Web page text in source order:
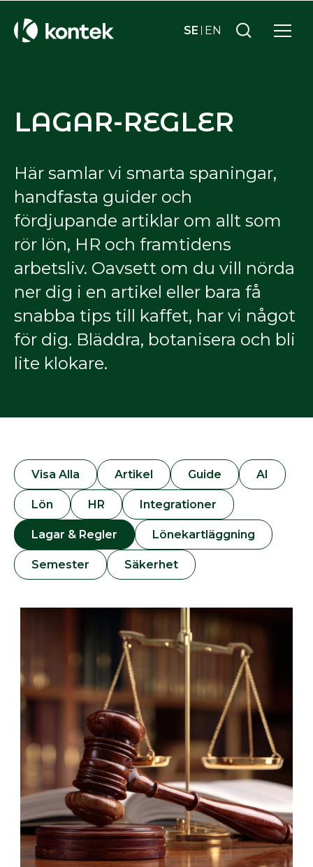
SE EN
LAGAR-REGLER
Här samlar vi smarta spaningar,
handfasta guider och
fördjupande artiklar om allt som
rör lön, HR och framtidens
arbetsliv. Oavsett om du vill nörda
ner dig i en artikel eller bara få
snabba tips till kaffet, har vi något
för dig. Bläddra, botanisera och bli
lite klokare.
Visa Alla Artikel Guide AI
Lön HR Integrationer
Lagar & Regler Lönekartläggning
Semester Säkerhet